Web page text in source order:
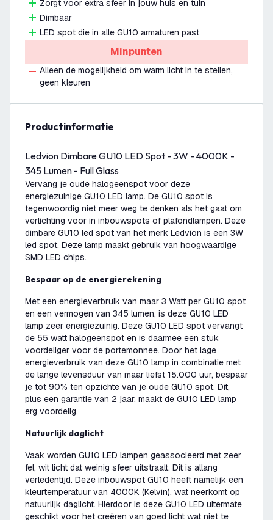
Zorgt voor extra sfeer in jouw huis en tuin
Dimbaar
LED spot die in alle GU10 armaturen past
Minpunten
Alleen de mogelijkheid om warm licht in te stellen,
geen kleuren
productinformatie
Ledvion Dimbare GU10 LED Spot - 3W - 4000K -
345 Lumen - Full Glass
Vervang je oude halogeenspot voor deze
energiezuinige GU10 LED lamp. De GU10 spot is
tegenwoordig niet meer weg te denken als het gaat om
verlichting voor in inbouwspots of plafondlampen. Deze
dimbare GU10 led spot van het merk Ledvion is een 3W
led spot. Deze lamp maakt gebruik van hoogwaardige
SMD LED chips.
Bespaar op de energierekening
Met een energieverbruik van maar 3 Watt per GU10 spot
en een vermogen van 345 lumen, is deze GU10 LED
lamp zeer energiezuinig. Deze GU10 LED spot vervangt
de 55 watt halogeenspot en is daarmee een stuk
voordeliger voor de portemonnee. Door het lage
energieverbruik van deze GU10 lamp in combinatie met
de lange levensduur van maar liefst 15.000 uur, bespaar
je tot 90% ten opzichte van je oude GU10 spot. Dit,
plus een garantie van 2 jaar, maakt de GU10 LED lamp
erg voordelig.
Natuurlijk daglicht
Vaak worden GU10 LED lampen geassocieerd met zeer
fel, wit licht dat weinig sfeer uitstraalt. Dit is allang
verledentijd. Deze inbouwspot GU10 heeft namelijk een
kleurtemperatuur van 4000K (Kelvin), wat neerkomt op
natuurlijk daglicht. Hierdoor is deze GU10 LED uitermate
geschikt voor het creëren van goed licht wat niet te